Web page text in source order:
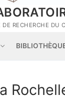
RECHERCHE DU